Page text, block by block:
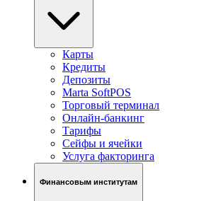
Карты
Кредиты
Депозиты
Marta SoftPOS
Торговый терминал
Онлайн-банкинг
Тарифы
Сейфы и ячейки
Услуга факторинга
Финансовым институтам